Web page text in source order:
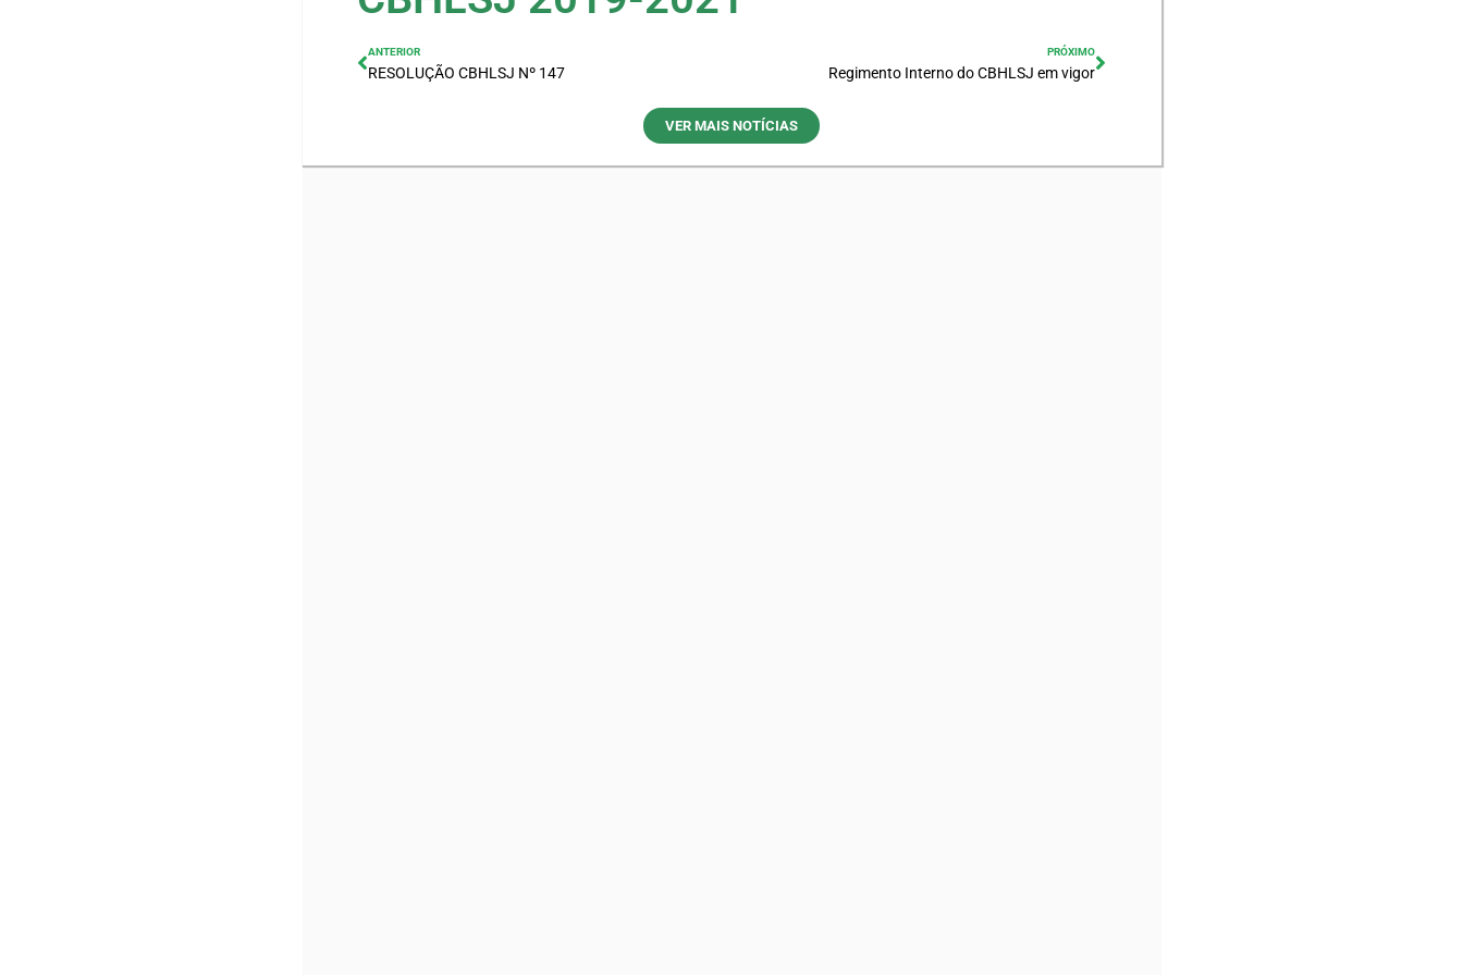
ANTERIOR
RESOLUÇÃO CBHLSJ Nº 147
PRÓXIMO
Regimento Interno do CBHLSJ em vigor
VER MAIS NOTÍCIAS